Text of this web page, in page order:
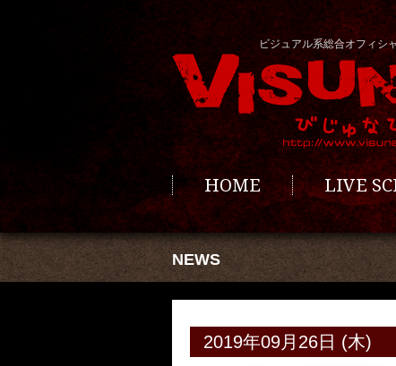
ビジュアル系総合オフィシ
HOME LIVE
NEWS
2019年09月26日 (木)